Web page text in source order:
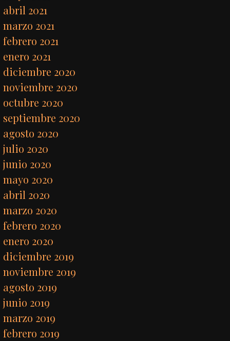
abril 2021
marzo 2021
febrero 2021
enero 2021
diciembre 2020
noviembre 2020
octubre 2020
septiembre 2020
agosto 2020
julio 2020
junio 2020
mayo 2020
abril 2020
marzo 2020
febrero 2020
enero 2020
diciembre 2019
noviembre 2019
agosto 2019
junio 2019
marzo 2019
febrero 2019